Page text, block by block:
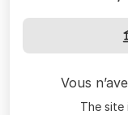
Vous
The site